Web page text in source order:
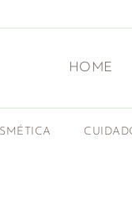
HOME